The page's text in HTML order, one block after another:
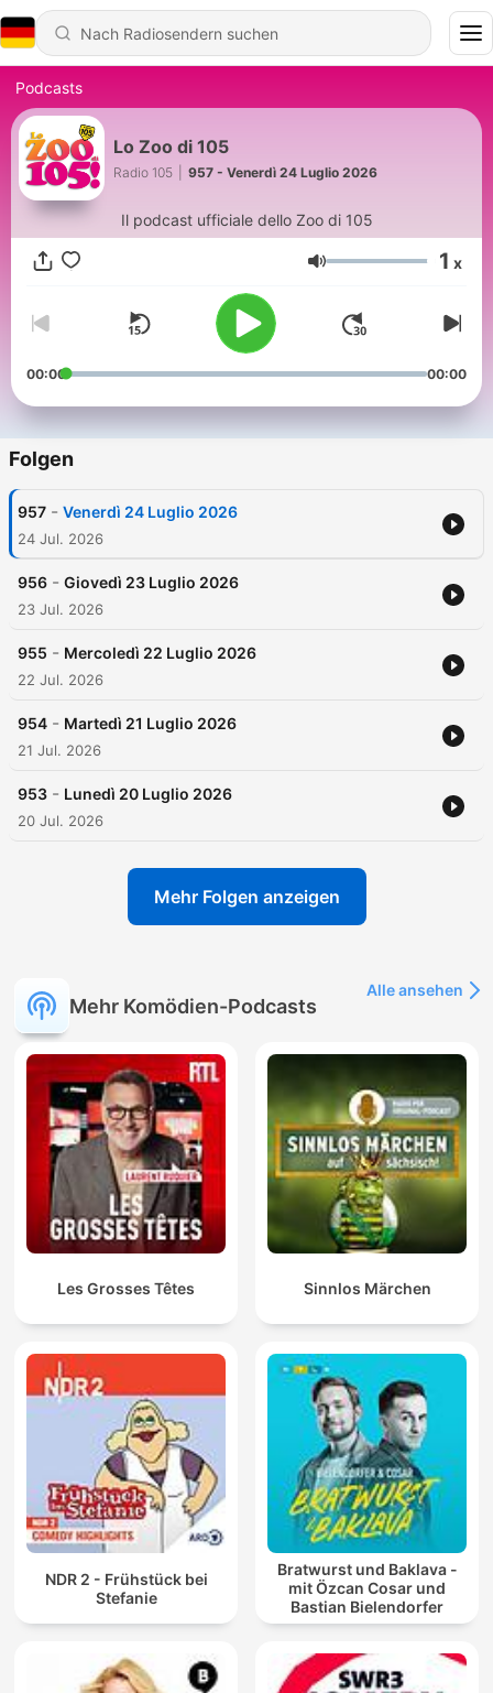
Podcasts
Lo Zoo di 105
Radio 105 957 - Venerdì 24 Luglio 2026
Il podcast ufficiale dello Zoo di 105
Lautstärke 1 x
00:00 00:00
Folgen
957 - Venerdì 24 Luglio 2026
24 Jul. 2026
956 - Giovedì 23 Luglio 2026
23 Jul. 2026
955 - Mercoledì 22 Luglio 2026
22 Jul. 2026
954 - Martedì 21 Luglio 2026
21 Jul. 2026
953 - Lunedì 20 Luglio 2026
20 Jul. 2026
Mehr Folgen anzeigen
Mehr Komödien-Podcasts
Alle ansehen
Les Grosses Têtes Sinnlos Märchen
NDR 2 - Frühstück bei
Stefanie
Bratwurst und Baklava -
mit Özcan Cosar und
Bastian Bielendorfer